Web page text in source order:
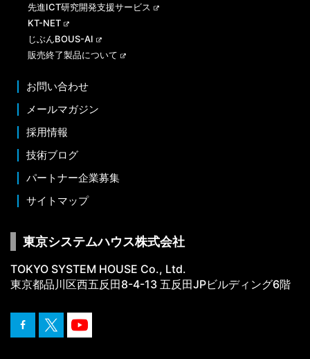
先進ICT研究開発支援サービス
KT-NET
じぶんBOUS-AI
販売終了製品について
お問い合わせ
メールマガジン
採用情報
技術ブログ
パートナー企業募集
サイトマップ
東京システムハウス株式会社
TOKYO SYSTEM HOUSE Co., Ltd.
東京都品川区西五反田8-4-13 五反田JPビルディング6階